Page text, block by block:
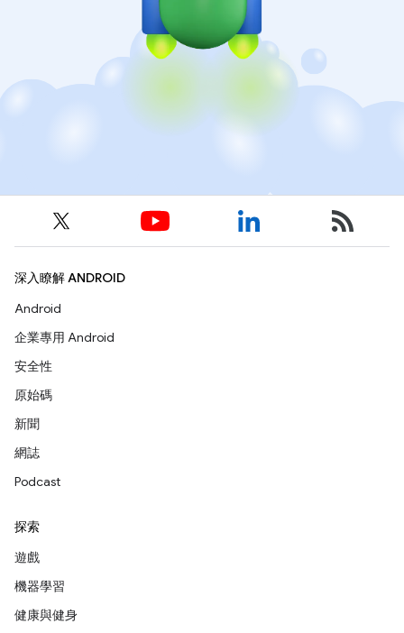
深入瞭解 ANDROID
Android
企業專用 Android
安全性
原始碼
新聞
網誌
Podcast
探索
遊戲
機器學習
健康與健身